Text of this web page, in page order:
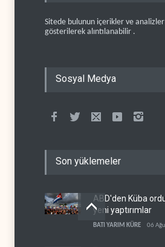
Sitede bulunun içerikler ve
gösterilerek alıntılanabilir .
Sosyal Medya
Son yüklemeler
ABD'den Küba
yeni yaptırımlar
BATI YARIM KÜRE 06